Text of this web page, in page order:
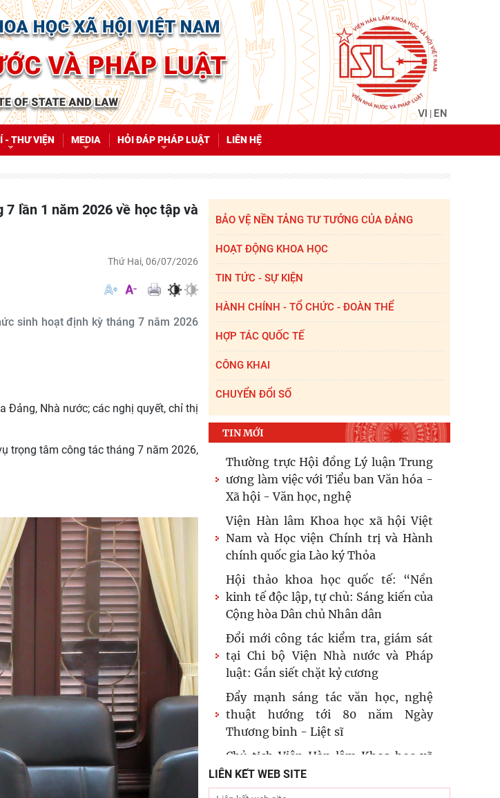
VI | EN
- THƯ VIỆN MEDIA HỎI ĐÁP PHÁP LUẬT LIÊN HỆ
Thứ Hai, 06/07/2026
sinh hoạt định kỳ tháng 7 năm 2026
Đảng, Nhà nước; các nghị quyết, chỉ thị
trọng tâm công tác tháng 7 năm 2026,
BẢO VỆ NỀN TẢNG TƯ TƯỞNG CỦA ĐẢNG
HOẠT ĐỘNG KHOA HỌC
TIN TỨC - SỰ KIỆN
HÀNH CHÍNH - TỔ CHỨC - ĐOÀN THỂ
HỢP TÁC QUỐC TẾ
CÔNG KHAI
CHUYỂN ĐỔI SỐ
TIN MỚI
Thường trực Hội đồng Lý luận Trung
ương làm việc với Tiểu ban Văn hóa -
Xã hội - Văn học, nghệ
Viện Hàn lâm Khoa học xã hội Việt
Nam và Học viện Chính trị và Hành
chính quốc gia Lào ký Thỏa
Hội thảo khoa học quốc tế: “Nền
kinh tế độc lập, tự chủ: Sáng kiến của
Cộng hòa Dân chủ Nhân dân
Đổi mới công tác kiểm tra, giám sát
tại Chi bộ Viện Nhà nước và Pháp
luật: Gắn siết chặt kỷ cương
Đẩy mạnh sáng tác văn học, nghệ
thuật hướng tới 80 năm Ngày
Thương binh - Liệt sĩ
Chủ tịch Viện Hàn lâm Khoa học xã
hội Việt Nam thăm và làm việc tại
Viện Khoa học Kinh tế và Xã hội
LIÊN KẾT WEB SITE